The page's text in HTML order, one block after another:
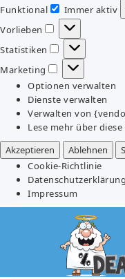
Funktional
Funktional
Immer aktiv
Vorlieben
Vorlieben
Statistiken
Statistiken
Marketing
Marketing
Optionen verwalten
Dienste verwalten
Verwalten von
Lese mehr über diese
Akzeptieren
Ablehnen
Cookie-Richtlinie
Datenschutzerklärung
Impressum